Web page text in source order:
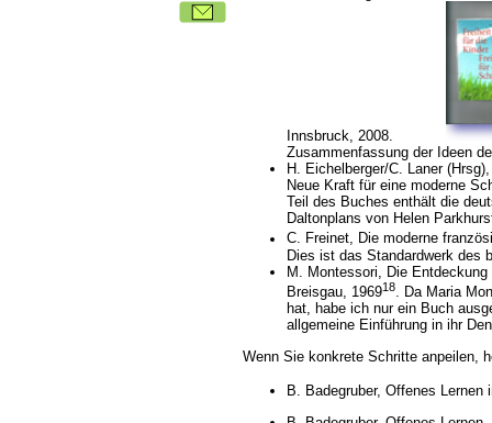
Innsbruck, 2008.
Zusammenfassung der Ideen
H. Eichelberger/C. Laner
Neue Kraft für eine moderne
Teil des Buches enthält die
Daltonplans von Helen
C. Freinet, Die moderne
Dies ist das Standardwerk des
M. Montessori, Die
Breisgau, 196918. Da Maria
hat, habe ich nur ein Buch
allgemeine Einführung in ihr
Wenn Sie konkrete Schritte anpeilen,
B. Badegruber, Offenes